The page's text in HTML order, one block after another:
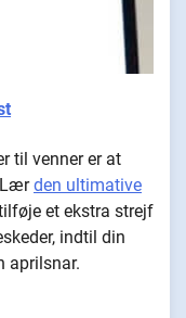
til venner er at
Lærden ultimative
et ekstra strejf
indtil din
aprilsnar.